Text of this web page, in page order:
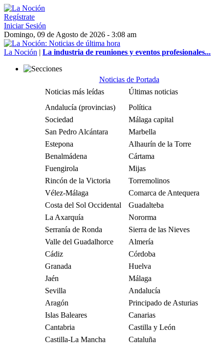
Regístrate
Iniciar Sesión
Domingo, 09 de Agosto de 2026 - 3:08 am
La Noción | La industria de reuniones y eventos profesionales...
Noticias de Portada
Noticias más leídas
Últimas noticias
Andalucía (provincias)
Política
Sociedad
Málaga capital
San Pedro Alcántara
Marbella
Estepona
Alhaurín de la Torre
Benalmádena
Cártama
Fuengirola
Mijas
Rincón de la Victoria
Torremolinos
Vélez-Málaga
Comarca de Antequera
Costa del Sol Occidental
Guadalteba
La Axarquía
Nororma
Serranía de Ronda
Sierra de las Nieves
Valle del Guadalhorce
Almería
Cádiz
Córdoba
Granada
Huelva
Jaén
Málaga
Sevilla
Andalucía
Aragón
Principado de Asturias
Islas Baleares
Canarias
Cantabria
Castilla y León
Castilla-La Mancha
Cataluña